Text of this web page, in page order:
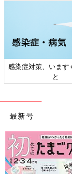
感染症対策、います
と
最新号